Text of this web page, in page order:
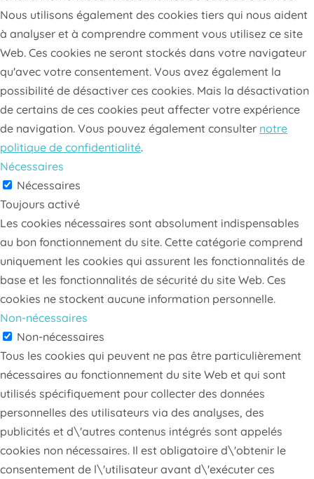
Nous utilisons également des cookies tiers qui nous aident
à analyser et à comprendre comment vous utilisez ce site
Web. Ces cookies ne seront stockés dans votre navigateur
qu'avec votre consentement. Vous avez également la
possibilité de désactiver ces cookies. Mais la désactivation
de certains de ces cookies peut affecter votre expérience
de navigation. Vous pouvez également consulter notre
politique de confidentialité.
Nécessaires
Nécessaires
Toujours activé
Les cookies nécessaires sont absolument indispensables
au bon fonctionnement du site. Cette catégorie comprend
uniquement les cookies qui assurent les fonctionnalités de
base et les fonctionnalités de sécurité du site Web. Ces
cookies ne stockent aucune information personnelle.
Non-nécessaires
Non-nécessaires
Tous les cookies qui peuvent ne pas être particulièrement
nécessaires au fonctionnement du site Web et qui sont
utilisés spécifiquement pour collecter des données
personnelles des utilisateurs via des analyses, des
publicités et d\'autres contenus intégrés sont appelés
cookies non nécessaires. Il est obligatoire d\'obtenir le
consentement de l\'utilisateur avant d\'exécuter ces